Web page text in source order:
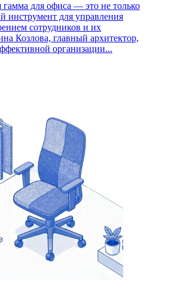
гамма для офиса — это не только
инструмент для управления
сотрудников и их
Козлова, главный архитектор,
организации...